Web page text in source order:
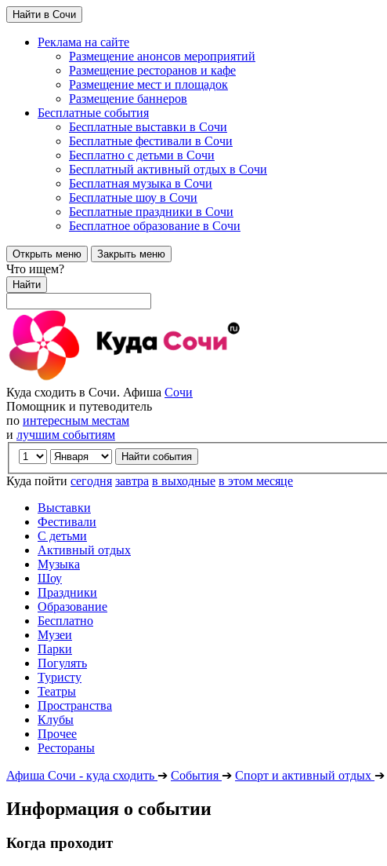
Найти в Сочи
Реклама на сайте
Размещение анонсов мероприятий
Размещение ресторанов и кафе
Размещение мест и площадок
Размещение баннеров
Бесплатные события
Бесплатные выставки в Сочи
Бесплатные фестивали в Сочи
Бесплатно с детьми в Сочи
Бесплатный активный отдых в Сочи
Бесплатная музыка в Сочи
Бесплатные шоу в Сочи
Бесплатные праздники в Сочи
Бесплатное образование в Сочи
Открыть меню Закрыть меню
Что ищем?
Найти
Куда сходить в Сочи. Афиша Сочи
Помощник и путеводитель
по интересным местам
и лучшим событиям
Куда пойти сегодня завтра в выходные в этом месяце
Выставки
Фестивали
С детьми
Активный отдых
Музыка
Шоу
Праздники
Образование
Бесплатно
Музеи
Парки
Погулять
Туристу
Театры
Пространства
Клубы
Прочее
Рестораны
Афиша Сочи - куда сходить ➔ События ➔ Спорт и активный отдых ➔
Информация о событии
Когда проходит